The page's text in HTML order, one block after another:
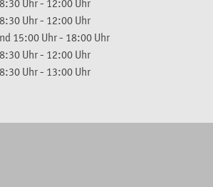
Uhr- 12:00 Uhr
Uhr- 12:00 Uhr
15:00 Uhr- 18:00 Uhr
Uhr- 12:00 Uhr
Uhr- 13:00 Uhr